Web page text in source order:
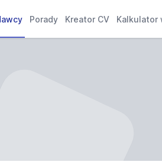
Porady Kreator CV Kalkulator